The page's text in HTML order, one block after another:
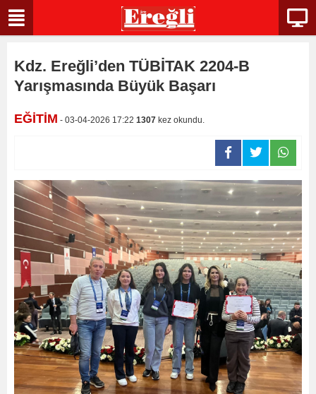
Kdz. Ereğli’den TÜBİTAK 2204-B
Yarışmasında Büyük Başarı
EĞİTİM - 03-04-2026 17:22 1307 kez okundu.